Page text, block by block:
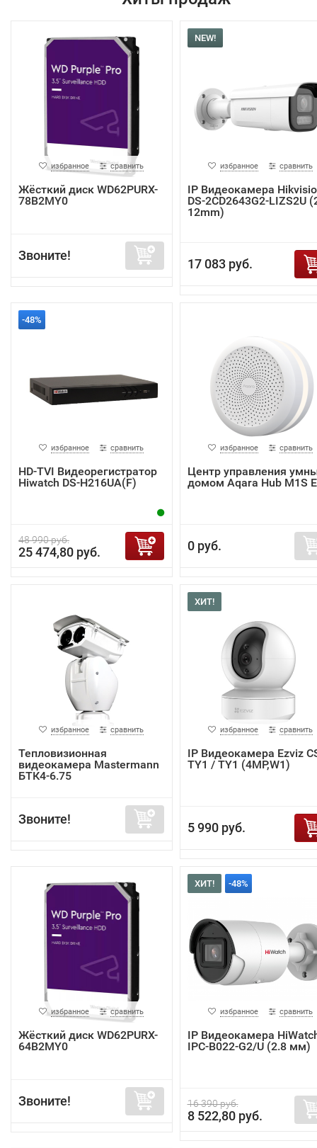
избранное сравнить
Жёсткий диск WD62PURX-
78B2MY0
Звоните!
NEW!
избранное сравнить
IP Видеокамера
DS-2CD2643G2-LIZS2U
12mm)
17 083 руб.
-48%
избранное сравнить
HD-TVI Видеорегистратор
Hiwatch DS-H216UA(F)
48 990 руб.
25 474,80 руб.
избранное сравнить
Центр управления
домом Aqara Hub M1S
0 руб.
избранное сравнить
Тепловизионная
видеокамера Mastermann
БТК4-6.75
Звоните!
ХИТ!
избранное сравнить
IP Видеокамера Ezviz
TY1 / TY1 (4MP,W1)
5 990 руб.
избранное сравнить
Жёсткий диск WD62PURX-
64B2MY0
Звоните!
ХИТ! -48%
избранное сравнить
IP Видеокамера
IPC-B022-G2/U (2.8 мм)
16 390 руб.
8 522,80 руб.